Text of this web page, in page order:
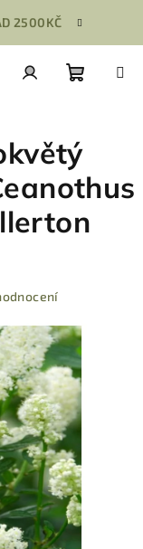
2500KČ
košík